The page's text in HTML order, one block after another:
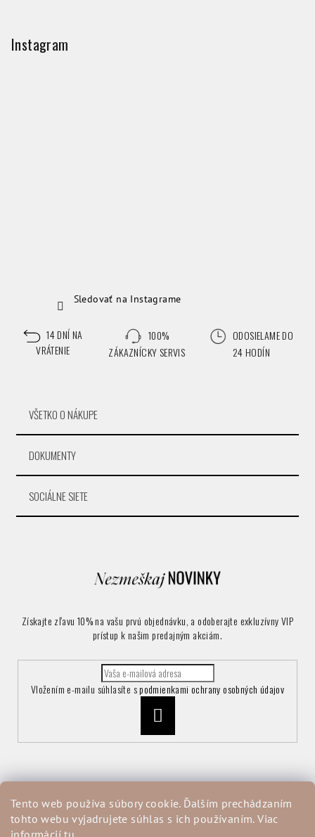
Tento web používa súbory cookie. Ďalším prechádzaním
tohto webu vyjadrujete súhlas s ich používaním. Viac
informáciítu
Instagram
Sledovať na Instagrame
14 DNÍ NA
VRÁTENIE
100%
ZÁKAZNÍCKY SERVIS
ODOSIELAME DO
24 HODÍN
VŠETKO O NÁKUPE
DOKUMENTY
SOCIÁLNE SIETE
Získajte zľavu 10% na vašu prvú objednávku, a odoberajte exkluzívny VIP
prístup k našim predajným akciám.
Vložením e-mailu súhlasíte spodmienkami ochrany osobných údajov
Vrátenie a reklamácia tovaru